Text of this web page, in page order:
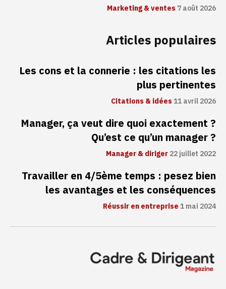
Marketing & ventes7 août 2026
Articles populaires
Les cons et la connerie : les citations les
plus pertinentes
Citations & idées11 avril 2026
Manager, ça veut dire quoi exactement ?
Qu’est ce qu’un manager ?
Manager & diriger22 juillet 2022
Travailler en 4/5ème temps : pesez bien
les avantages et les conséquences
Réussir en entreprise1 mai 2024